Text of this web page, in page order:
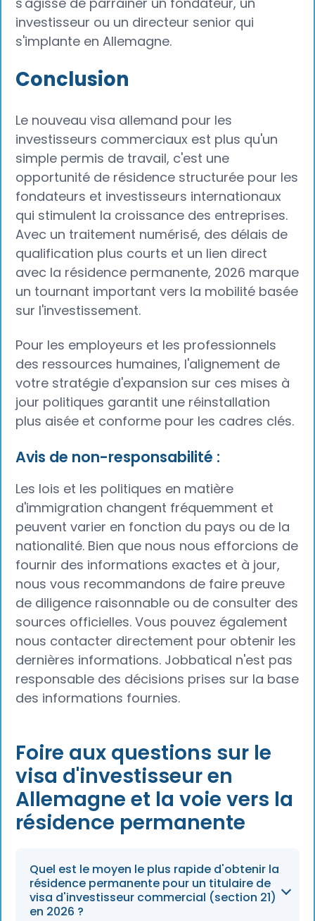
investisseur ou un directeur senior qui
s'implante en Allemagne.
Conclusion
Le nouveau visa allemand pour les
investisseurs commerciaux est plus qu'un
simple permis de travail, c'est une
opportunité de résidence structurée pour les
fondateurs et investisseurs internationaux
qui stimulent la croissance des entreprises.
Avec un traitement numérisé, des délais de
qualification plus courts et un lien direct
avec la résidence permanente, 2026 marque
un tournant important vers la mobilité basée
sur l'investissement.
Pour les employeurs et les professionnels
des ressources humaines, l'alignement de
votre stratégie d'expansion sur ces mises à
jour politiques garantit une réinstallation
plus aisée et conforme pour les cadres clés.
Avis de non-responsabilité :
Les lois et les politiques en matière
d'immigration changent fréquemment et
peuvent varier en fonction du pays ou de la
nationalité. Bien que nous nous efforcions de
fournir des informations exactes et à jour,
nous vous recommandons de faire preuve
de diligence raisonnable ou de consulter des
sources officielles. Vous pouvez également
nous contacter directement pour obtenir les
dernières informations. Jobbatical n'est pas
responsable des décisions prises sur la base
des informations fournies.
Foire aux questions sur le
visa d'investisseur en
Allemagne et la voie vers la
résidence permanente
Quel est le moyen le plus rapide d'obtenir la
résidence permanente pour un titulaire de
visa d'investisseur commercial (section 21)
en 2026 ?